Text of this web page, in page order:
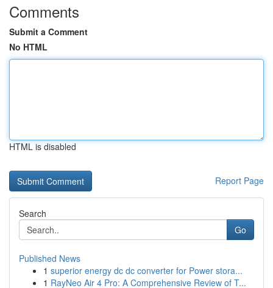
Comments
Submit a Comment
No HTML
HTML is disabled
Report Page
Search
Go
Published News
1 superior energy dc dc converter for Power stora...
1 RayNeo Air 4 Pro: A Comprehensive Review of T...